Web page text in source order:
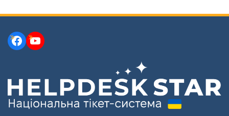
Facebook
YouTube